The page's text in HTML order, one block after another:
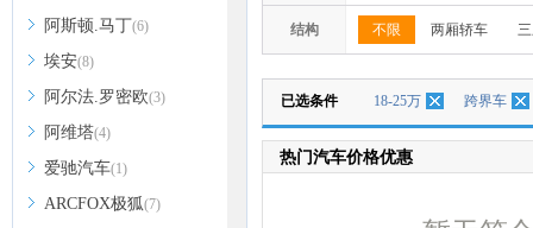
阿斯顿.马丁(6)
埃安(8)
阿尔法.罗密欧(3)
阿维塔(4)
爱驰汽车(1)
ARCFOX极狐(7)
结构 不限 两厢轿车
已选条件 18-25万 跨界车
热门汽车价格优惠